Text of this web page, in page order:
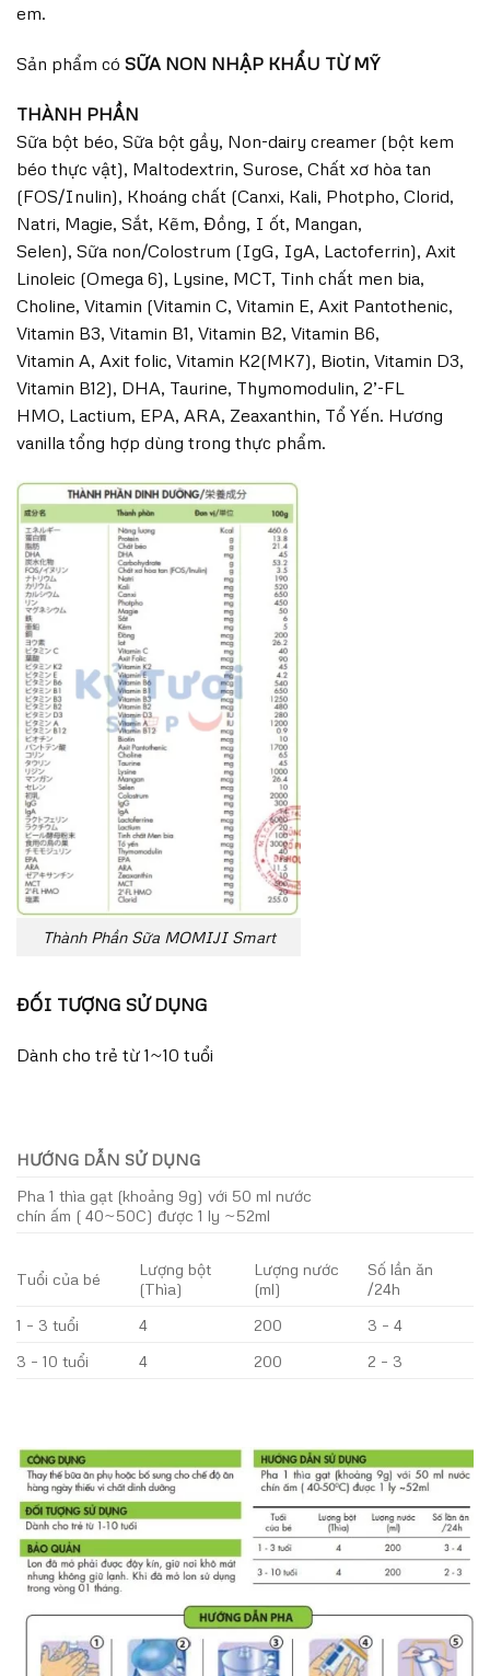
em.
Sản phẩm có SỮA NON NHẬP KHẨU TỪ MỸ
THÀNH PHẦN
Sữa bột béo, Sữa bột gầy, Non-dairy creamer (bột kem
béo thực vật), Maltodextrin, Surose, Chất xơ hòa tan
(FOS/Inulin), Khoáng chất (Canxi, Kali, Photpho, Clorid,
Natri, Magie, Sắt, Kẽm, Đồng, I ốt, Mangan,
Selen), Sữa non/Colostrum (IgG, IgA, Lactoferrin), Axit
Linoleic (Omega 6), Lysine, MCT, Tinh chất men bia,
Choline, Vitamin (Vitamin C, Vitamin E, Axit Pantothenic,
Vitamin B3, Vitamin B1, Vitamin B2, Vitamin B6,
Vitamin A, Axit folic, Vitamin K2(MK7), Biotin, Vitamin D3,
Vitamin B12), DHA, Taurine, Thymomodulin, 2’-FL
HMO, Lactium, EPA, ARA, Zeaxanthin, Tổ Yến. Hương
vanilla tổng hợp dùng trong thực phẩm.
Thành Phần Sữa MOMIJI Smart
ĐỐI TƯỢNG SỬ DỤNG
Dành cho trẻ từ 1~10 tuổi
HƯỚNG DẪN SỬ DỤNG
Pha 1 thìa gạt (khoảng 9g) với 50 ml nước
chín ấm ( 40~50C) được 1 ly ~52ml
Tuổi của bé
Lượng bột
(Thìa)
Lượng nước
(ml)
Số lần ăn
/24h
1 – 3 tuổi
4 200
3 – 4
3 – 10 tuổi
4 200 2 – 3